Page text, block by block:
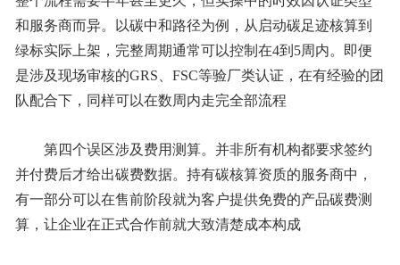
和服务商而异。以碳中和路径为例，从启动碳足迹核算到
绿标实际上架，完整周期通常可以控制在4到5周内。即便
是涉及现场审核的GRS、FSC等验厂类认证，在有经验的团
队配合下，同样可以在数周内走完全部流程
第四个误区涉及费用测算。并非所有机构都要求签约
并付费后才给出碳费数据。持有碳核算资质的服务商中，
有一部分可以在售前阶段就为客户提供免费的产品碳费测
算，让企业在正式合作前就大致清楚成本构成